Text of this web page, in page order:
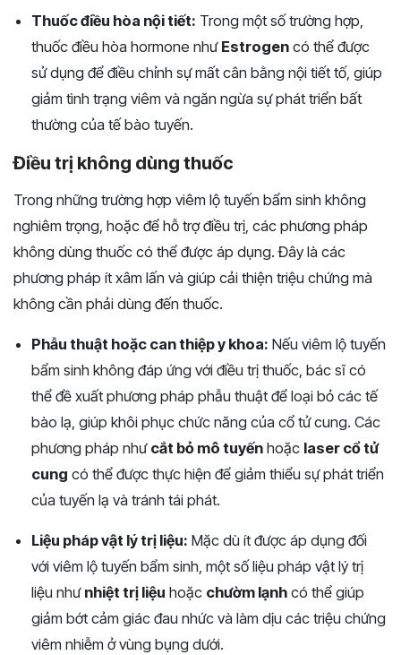
Thuốc điều hòa nội tiết: Trong một số trường hợp,
thuốc điều hòa hormone như Estrogen có thể được
sử dụng để điều chỉnh sự mất cân bằng nội tiết tố, giúp
giảm tình trạng viêm và ngăn ngừa sự phát triển bất
thường của tế bào tuyến.
Điều trị không dùng thuốc
Trong những trường hợp viêm lộ tuyến bẩm sinh không
nghiêm trọng, hoặc để hỗ trợ điều trị, các phương pháp
không dùng thuốc có thể được áp dụng. Đây là các
phương pháp ít xâm lấn và giúp cải thiện triệu chứng mà
không cần phải dùng đến thuốc.
Phẫu thuật hoặc can thiệp y khoa: Nếu viêm lộ tuyến
bẩm sinh không đáp ứng với điều trị thuốc, bác sĩ có
thể đề xuất phương pháp phẫu thuật để loại bỏ các tế
bào lạ, giúp khôi phục chức năng của cổ tử cung. Các
phương pháp như cắt bỏ mô tuyến hoặc laser cổ tử
cung có thể được thực hiện để giảm thiểu sự phát triển
của tuyến lạ và tránh tái phát.
Liệu pháp vật lý trị liệu: Mặc dù ít được áp dụng đối
với viêm lộ tuyến bẩm sinh, một số liệu pháp vật lý trị
liệu như nhiệt trị liệu hoặc chườm lạnh có thể giúp
giảm bớt cảm giác đau nhức và làm dịu các triệu chứng
viêm nhiễm ở vùng bụng dưới.